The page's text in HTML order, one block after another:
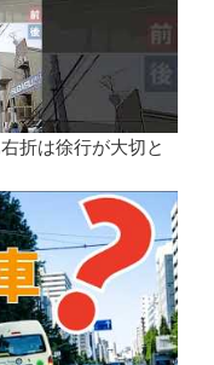
右折は徐行が大切と